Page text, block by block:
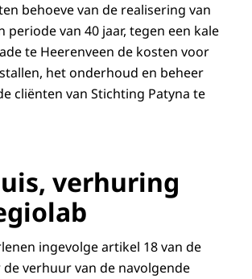
behoeve van de realisering van
van 40 jaar, tegen een kale
te Heerenveen de kosten voor
het onderhoud en beheer
cliënten van Stichting Patyna te
verhuring
ingevolge artikel 18 van de
de verhuur van de navolgende